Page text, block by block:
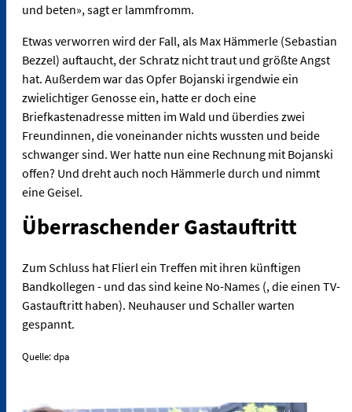
und beten», sagt er lammfromm.
Etwas verworren wird der Fall, als Max Hämmerle (Sebastian
Bezzel) auftaucht, der Schratz nicht traut und größte Angst
hat. Außerdem war das Opfer Bojanski irgendwie ein
zwielichtiger Genosse ein, hatte er doch eine
Briefkastenadresse mitten im Wald und überdies zwei
Freundinnen, die voneinander nichts wussten und beide
schwanger sind. Wer hatte nun eine Rechnung mit Bojanski
offen? Und dreht auch noch Hämmerle durch und nimmt
eine Geisel.
Überraschender Gastauftritt
Zum Schluss hat Flierl ein Treffen mit ihren künftigen
Bandkollegen - und das sind keine No-Names (, die einen TV-
Gastauftritt haben). Neuhauser und Schaller warten
gespannt.
Quelle: dpa